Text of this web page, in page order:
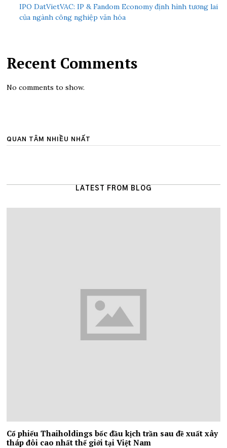
IPO DatVietVAC: IP & Fandom Economy định hình tương lai
của ngành công nghiệp văn hóa
Recent Comments
No comments to show.
QUAN TÂM NHIỀU NHẤT
LATEST FROM BLOG
Cổ phiếu Thaiholdings bốc đầu kịch trần sau đề xuất xây
tháp đôi cao nhất thế giới tại Việt Nam